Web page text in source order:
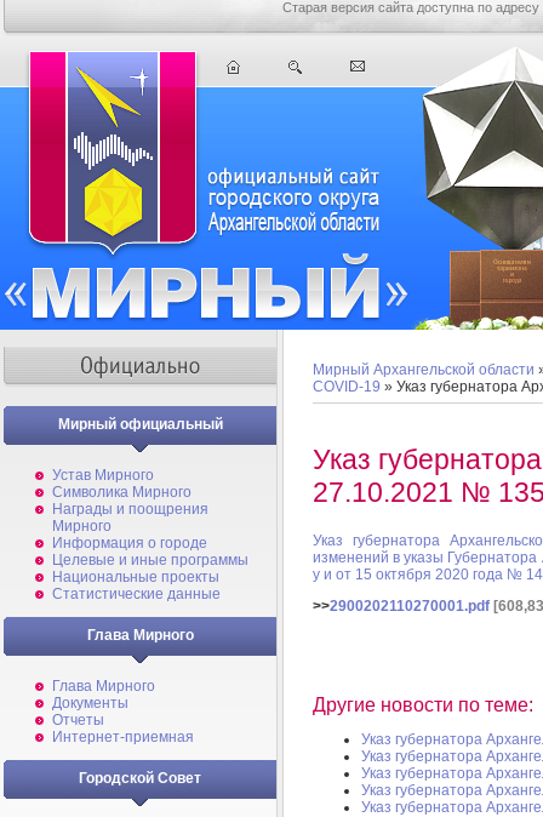
Старая версия сайта доступна по адресу
Мирный официальный
Устав Мирного
Символика Мирного
Награды и поощрения
Мирного
Информация о городе
Целевые и иные программы
Национальные проекты
Статистические данные
Глава Мирного
Глава Мирного
Документы
Отчеты
Интернет-приемная
Городской Совет
Мирный Архангельской области
COVID-19 » Указ губернатора
Указ
27.10.2021 №
Указ губернатора
изменений в указы
у и от 15 октября 2020 года №
>>2900202110270001.pdf
Другие новости по теме:
Указ губернатора
Указ губернатора
Указ губернатора
Указ губернатора
Указ губернатора